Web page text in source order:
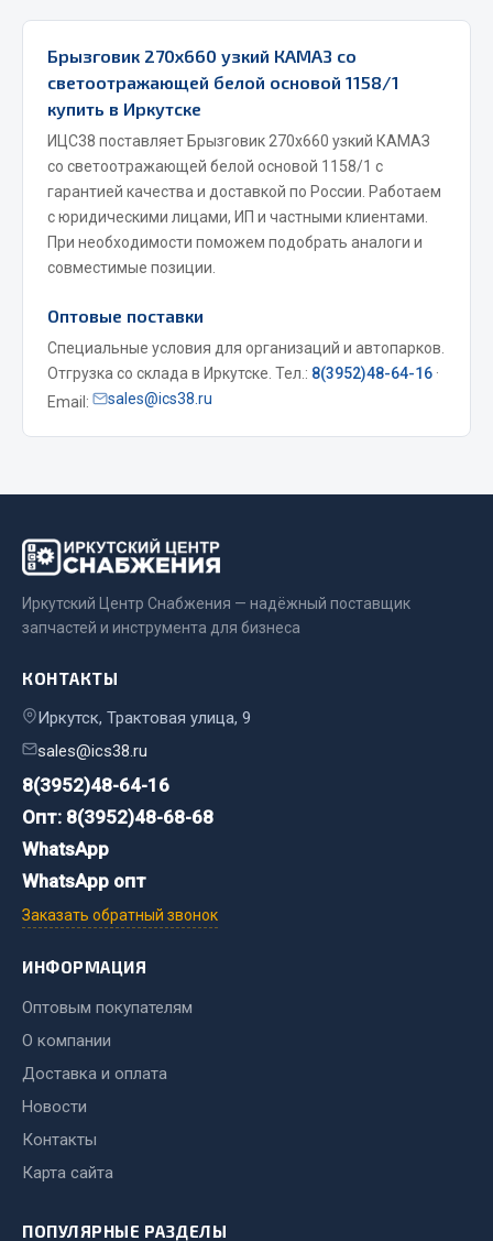
Система охлаждения
Сцепление
Коробка передач
Коробка передач ZF
Запчасти МАЗ
Система питания
Подвеска
Двери
Двигатель
Электрооборудование
Показать ещё
Весь раздел
Запчасти Урал
Двигатель
Мост задний
Система питания
Система выпуска газа
Система охлаждения
Тормозная система
Показать ещё
Запчасти ЯМЗ
Двигатель
Брызговик 270х660 узкий КАМАЗ со
светоотражающей белой основой 1158/1
купить в Иркутске
ИЦС38 поставляет Брызговик 270х660 узкий КАМАЗ
со светоотражающей белой основой 1158/1 с
гарантией качества и доставкой по России. Работаем
с юридическими лицами, ИП и частными клиентами.
При необходимости поможем подобрать аналоги и
совместимые позиции.
Оптовые поставки
Специальные условия для организаций и автопарков.
Отгрузка со склада в Иркутске. Тел.: 8(3952)48-64-16 ·
Email:
sales@ics38.ru
Иркутский Центр Снабжения — надёжный поставщик
запчастей и инструмента для бизнеса
КОНТАКТЫ
Иркутск, Трактовая улица, 9
sales@ics38.ru
8(3952)48-64-16
Опт: 8(3952)48-68-68
WhatsApp
WhatsApp опт
Заказать обратный звонок
ИНФОРМАЦИЯ
Оптовым покупателям
О компании
Доставка и оплата
Новости
Контакты
Карта сайта
ПОПУЛЯРНЫЕ РАЗДЕЛЫ